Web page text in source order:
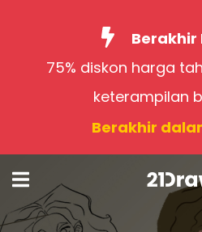
Berakhir
75% diskon harga
keterampilan
Berakhir
Kursus
Blog